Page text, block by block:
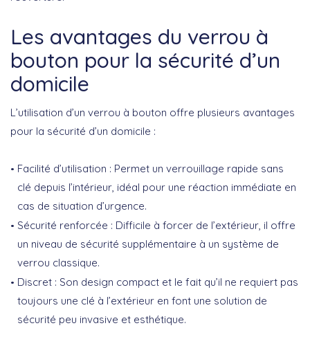
Les avantages du verrou à
bouton pour la sécurité d’un
domicile
L’utilisation d’un verrou à bouton offre plusieurs avantages
pour la sécurité d’un domicile :
Facilité d’utilisation : Permet un verrouillage rapide sans
clé depuis l’intérieur, idéal pour une réaction immédiate en
cas de situation d’urgence.
Sécurité renforcée : Difficile à forcer de l’extérieur, il offre
un niveau de sécurité supplémentaire à un système de
verrou classique.
Discret : Son design compact et le fait qu’il ne requiert pas
toujours une clé à l’extérieur en font une solution de
sécurité peu invasive et esthétique.